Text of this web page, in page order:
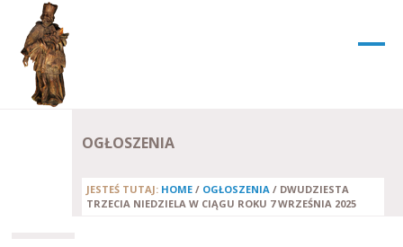
OGŁOSZENIA
JESTEŚ TUTAJ: HOME / OGŁOSZENIA / DWUDZIESTA
TRZECIA NIEDZIELA W CIĄGU ROKU 7 WRZEŚNIA 2025